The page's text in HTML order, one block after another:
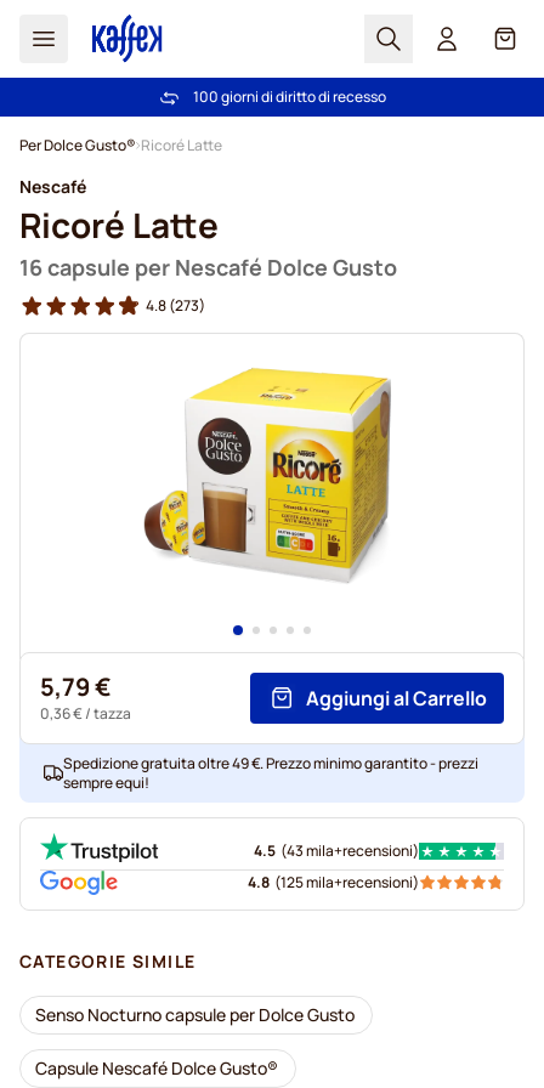
Search
Spedizione Gratuita oltre 49 €
100 giorni di diritto di recesso
Per Dolce Gusto® Ricoré Latte
Nescafé
Ricoré Latte
16 capsule per Nescafé Dolce Gusto
4.8(273)
5,79 €
0,36 €/ tazza
Aggiungi al Carrello
Spedizione gratuita oltre 49 €. Prezzo minimo garantito - prezzi
sempre equi!
4.5 (43 mila+recensioni)
4.8 (125 mila+recensioni)
CATEGORIE SIMILE
Senso Nocturno capsule per Dolce Gusto
Capsule Nescafé Dolce Gusto®